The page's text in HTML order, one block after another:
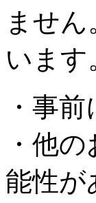
ませ
います
・事
・他
能性が